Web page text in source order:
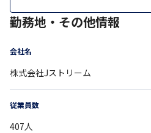
勤務地・その他情報
会社名
株式会社Jストリーム
従業員数
407人